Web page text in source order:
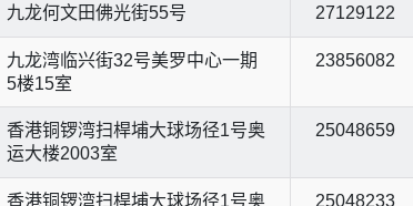
九龙何文田佛光街55号 27129122
九龙湾临兴街32号美罗中心一期
5楼15室
23856082
香港铜锣湾扫桿埔大球场径1号奥
运大楼2003室
25048659
香港铜锣湾扫桿埔大球场径1号奥
25048233